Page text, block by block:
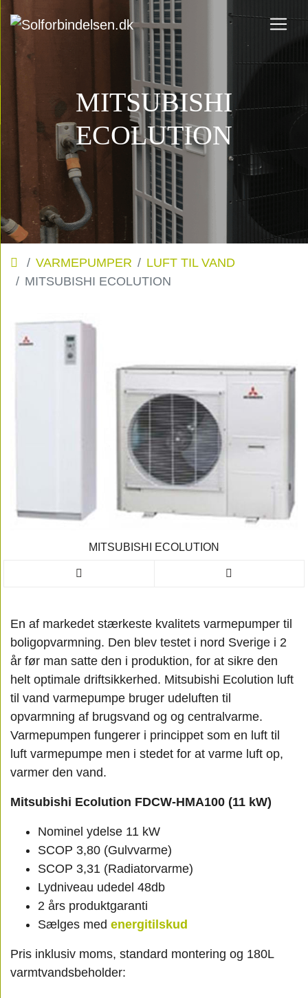
MITSUBISHI
ECOLUTION
VARMEPUMPER
LUFT TIL VAND
MITSUBISHI ECOLUTION
MITSUBISHI ECOLUTION
En af markedet stærkeste kvalitets varmepumper til
boligopvarmning. Den blev testet i nord Sverige i 2
år før man satte den i produktion, for at sikre den
helt optimale driftsikkerhed. Mitsubishi Ecolution luft
til vand varmepumpe bruger udeluften til
opvarmning af brugsvand og og centralvarme.
Varmepumpen fungerer i princippet som en luft til
luft varmepumpe men i stedet for at varme luft op,
varmer den vand.
Mitsubishi Ecolution FDCW-HMA100 (11 kW)
Nominel ydelse 11 kW
SCOP 3,80 (Gulvvarme)
SCOP 3,31 (Radiatorvarme)
Lydniveau udedel 48db
2 års produktgaranti
Sælges med energitilskud
Pris inklusiv moms, standard montering og 180L
varmtvandsbeholder: